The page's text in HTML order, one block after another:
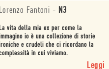
Fantoni - N3
vita della mia ex per come la
io è una collezione di storie
e crudeli che ci ricordano la
in cui viviamo.
Leggi